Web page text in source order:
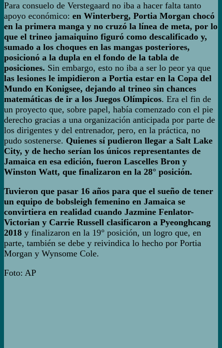
Para consuelo de Verstegaard no iba a hacer falta tanto
apoyo económico: en Winterberg, Portia Morgan chocó
en la primera manga y no cruzó la línea de meta, por lo
que el trineo jamaiquino figuró como descalificado y,
sumado a los choques en las mangas posteriores,
posicionó a la dupla en el fondo de la tabla de
posiciones. Sin embargo, esto no iba a ser lo peor ya que
las lesiones le impidieron a Portia estar en la Copa del
Mundo en Konigsee, dejando al trineo sin chances
matemáticas de ir a los Juegos Olímpicos. Era el fin de
un proyecto que, sobre papel, había comenzado con el pie
derecho gracias a una organización anticipada por parte de
los dirigentes y del entrenador, pero, en la práctica, no
pudo sostenerse. Quienes sí pudieron llegar a Salt Lake
City, y de hecho serían los únicos representantes de
Jamaica en esa edición, fueron Lascelles Bron y
Winston Watt, que finalizaron en la 28° posición.
Tuvieron que pasar 16 años para que el sueño de tener
un equipo de bobsleigh femenino en Jamaica se
convirtiera en realidad cuando Jazmine Fenlator-
Victorian y Carrie Russell clasificaron a Pyeonghcang
2018 y finalizaron en la 19° posición, un logro que, en
parte, también se debe y reivindica lo hecho por Portia
Morgan y Wynsome Cole.
Foto: AP